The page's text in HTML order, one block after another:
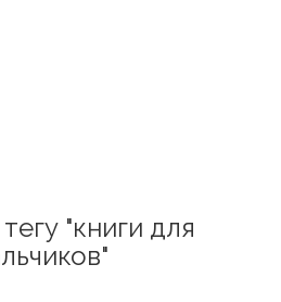
"книги для